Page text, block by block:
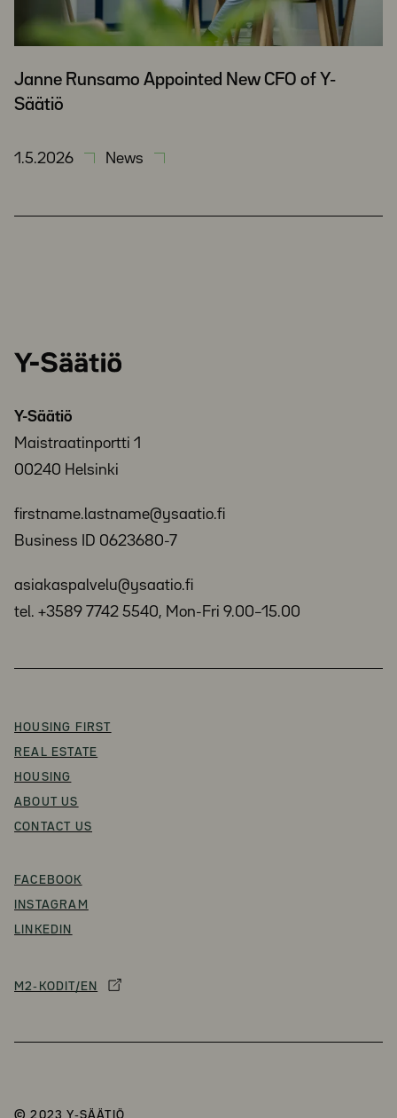
Janne Runsamo Appointed New CFO of Y-
Säätiö
1.5.2026 News
Y-
Y-Säätiö
Maistraatinportti 1
00240 Helsinki
firstname.lastname@ysaatio.fi
Business ID 0623680-7
asiakaspalvelu@ysaatio.fi
tel. +3589 7742 5540, Mon-Fri 9.00–15.00
HOUSING FIRST
REAL ESTATE
HOUSING
ABOUT US
CONTACT US
FACEBOOK
INSTAGRAM
LINKEDIN
M2-KODIT/EN
© 2023 Y-SÄÄTIÖ